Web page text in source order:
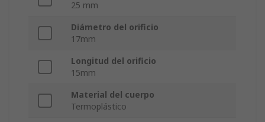
25 mm
Diámetro del orificio
17mm
Longitud del orificio
15mm
Material del cuerpo
Termoplástico